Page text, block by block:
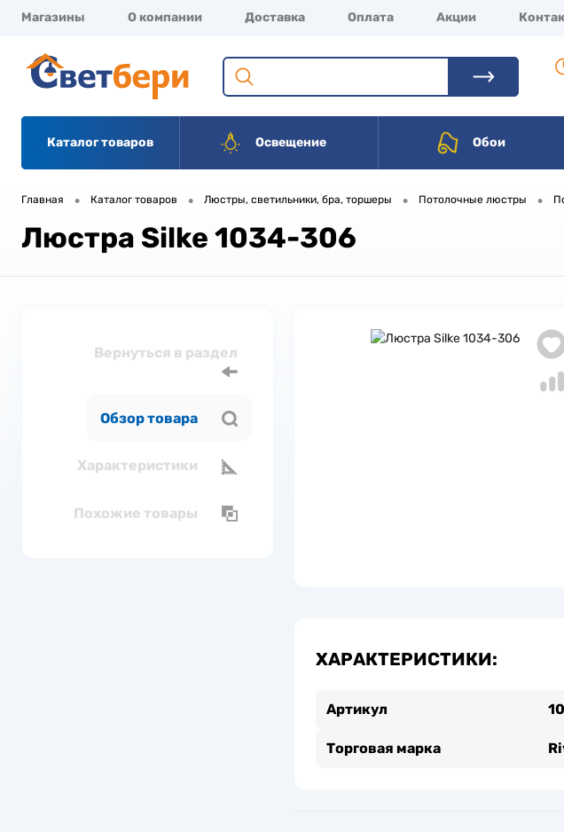
Магазины О компании Доставка Оплата Акции
Каталог товаров Освещение Обои
Главная • Каталог товаров • Люстры, светильники, бра, торшеры • Потолочные люстры •
Люстра Silke 1034-306
Вернуться в раздел
Обзор товара
Характеристики
Похожие товары
ХАРАКТЕРИСТИКИ:
Артикул
Торговая марка